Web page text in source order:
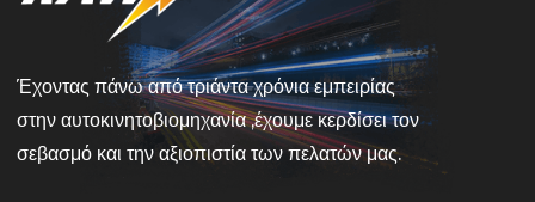
Έχοντας πάνω από τριάντα χρόνια εμπειρίας
στην αυτοκινητοβιομηχανία ,έχουμε κερδίσει τον
σεβασμό και την αξιοπιστία των πελατών μας.